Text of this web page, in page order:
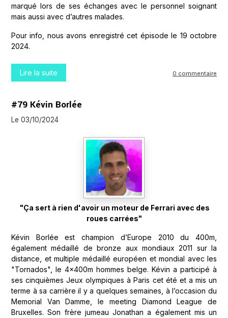
marqué lors de ses échanges avec le personnel soignant
mais aussi avec d’autres malades.
Pour info, nous avons enregistré cet épisode le 19 octobre
2024.
Lire la suite 0 commentaire
#79 Kévin Borlée
Le 03/10/2024
"Ça sert à rien d'avoir un moteur de Ferrari avec des
roues carrées"
Kévin Borlée est champion d’Europe 2010 du 400m,
également médaillé de bronze aux mondiaux 2011 sur la
distance, et multiple médaillé européen et mondial avec les
"Tornados", le 4x400m hommes belge. Kévin a participé à
ses cinquièmes Jeux olympiques à Paris cet été et a mis un
terme à sa carrière il y a quelques semaines, à l’occasion du
Memorial Van Damme, le meeting Diamond League de
Bruxelles. Son frère jumeau Jonathan a également mis un